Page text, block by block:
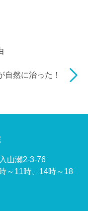
自然に治った！
山瀬2-3-76
～11時、14時～18